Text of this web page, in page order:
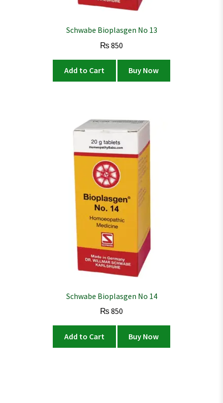
Schwabe Bioplasgen No 13
₨ 850
Add to Cart Buy Now
Schwabe Bioplasgen No 14
₨ 850
Add to Cart Buy Now